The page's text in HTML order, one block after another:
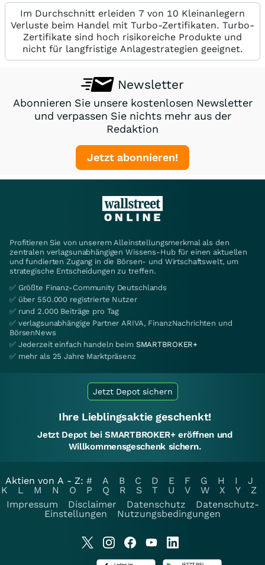
Im Durchschnitt erleiden 7 von 10 Kleinanlegern
Verluste beim Handel mit Turbo-Zertifikaten. Turbo-
Zertifikate sind hoch risikoreiche Produkte und
nicht für langfristige Anlagestrategien geeignet.
Newsletter
Abonnieren Sie unsere kostenlosen Newsletter
und verpassen Sie nichts mehr aus der
Redaktion
Jetzt abonnieren!
Profitieren Sie von unserem Alleinstellungsmerkmal als den
zentralen verlagsunabhängigen Wissens-Hub für einen aktuellen
und fundierten Zugang in die Börsen- und Wirtschaftswelt, um
strategische Entscheidungen zu treffen.
✅ Größte Finanz-Community Deutschlands
✅ über 550.000 registrierte Nutzer
✅ rund 2.000 Beiträge pro Tag
✅ verlagsunabhängige Partner ARIVA, FinanzNachrichten und
BörsenNews
✅ Jederzeit einfach handeln beim SMARTBROKER+
✅ mehr als 25 Jahre Marktpräsenz
Jetzt Depot sichern
Ihre Lieblingsaktie geschenkt!
Jetzt Depot bei SMARTBROKER+ eröffnen und
Willkommensgeschenk sichern.
Aktien von A - Z: # A B C D E F G H I
J
K
L M N O P Q R S T U V W X Y
Z
Impressum
Disclaimer Datenschutz
Datenschutz-
Einstellungen
Nutzungsbedingungen